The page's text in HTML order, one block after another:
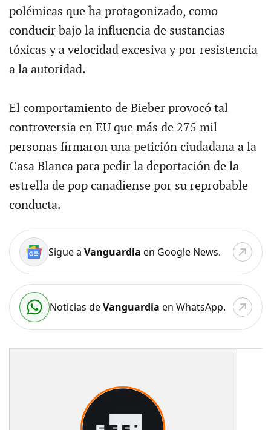
polémicas que ha protagonizado, como
conducir bajo la influencia de sustancias
tóxicas y a velocidad excesiva y por resistencia
a la autoridad.
El comportamiento de Bieber provocó tal
controversia en EU que más de 275 mil
personas firmaron una petición ciudadana a la
Casa Blanca para pedir la deportación de la
estrella de pop canadiense por su reprobable
conducta.
Sigue a Vanguardia en Google News.
Noticias deVanguardia en WhatsApp.